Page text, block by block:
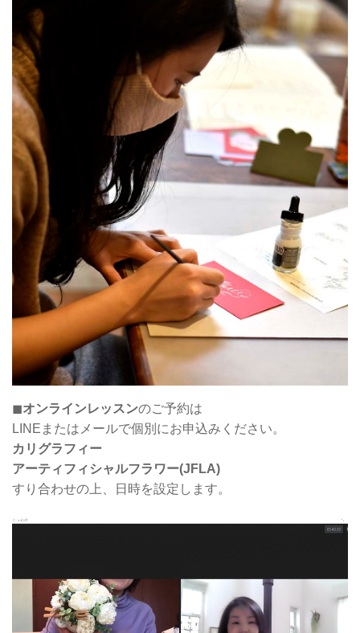
◼オンラインレッスンのご予約は
LINEまたはメールで個別にお申込みください。
カリグラフィー
アーティフィシャルフラワー(JFLA)
すり合わせの上、日時を設定します。